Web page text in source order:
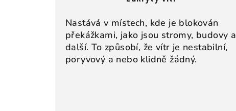
Nastává v místech, kde je blokován
překážkami, jako jsou stromy, budovy a
další. To způsobí, že vítr je nestabilní,
poryvový a nebo klidně žádný.